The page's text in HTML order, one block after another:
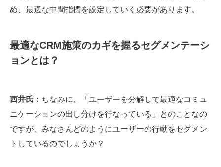
め、最適な中間指標を設定していく必要があります。
最適なCRM施策のカギを握るセグメンテーシ
ョンとは？
西井氏： ちなみに、「ユーザーを分解して最適なコミュ
ニケーションの出し分けを行なっている」とのことなの
ですが、みなさんどのようにユーザーの行動をセグメン
トしているのでしょうか？